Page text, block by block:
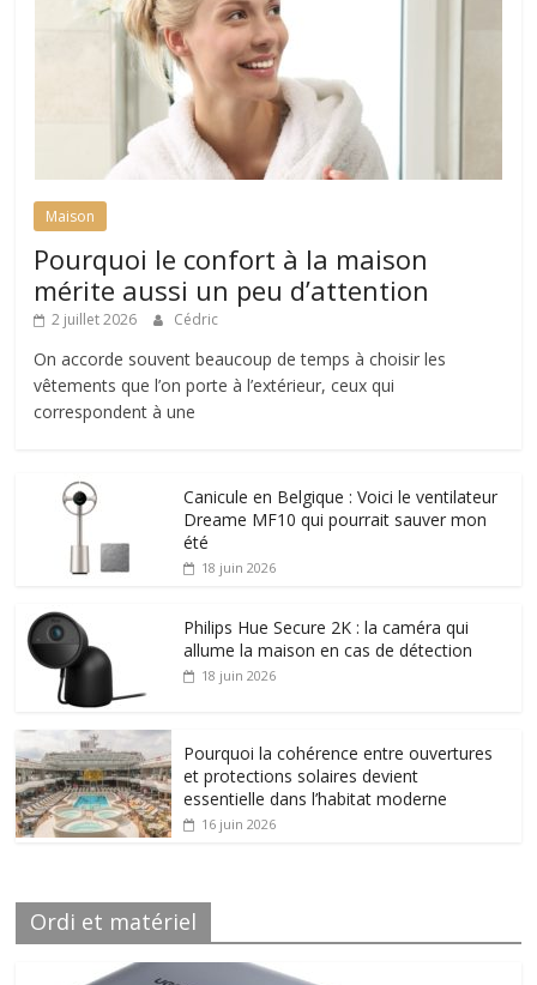
Maison
Pourquoi le confort à la maison
mérite aussi un peu d’attention
2 juillet 2026 Cédric
On accorde souvent beaucoup de temps à choisir les
vêtements que l’on porte à l’extérieur, ceux qui
correspondent à une
Canicule en Belgique : Voici le ventilateur
Dreame MF10 qui pourrait sauver mon
été
18 juin 2026
Philips Hue Secure 2K : la caméra qui
allume la maison en cas de détection
18 juin 2026
Pourquoi la cohérence entre ouvertures
et protections solaires devient
essentielle dans l’habitat moderne
16 juin 2026
Ordi et matériel